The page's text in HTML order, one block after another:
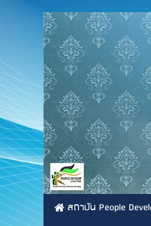
สถาบัน People